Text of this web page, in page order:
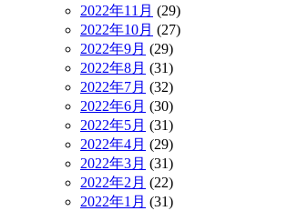
2022年11月 (29)
2022年10月 (27)
2022年9月 (29)
2022年8月 (31)
2022年7月 (32)
2022年6月 (30)
2022年5月 (31)
2022年4月 (29)
2022年3月 (31)
2022年2月 (22)
2022年1月 (31)